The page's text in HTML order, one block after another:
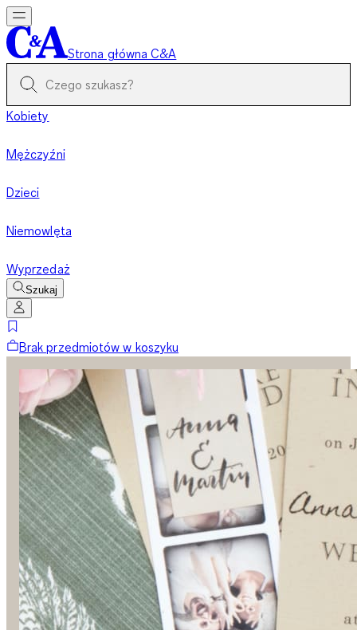
Strona główna C&A
Kobiety
Mężczyźni
Dzieci
Niemowlęta
Wyprzedaż
Szukaj
Brak przedmiotów w koszyku